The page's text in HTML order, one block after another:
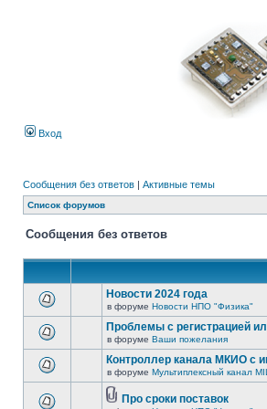
Вход
Сообщения без ответов | Активные темы
Список форумов
Сообщения без ответов
Новости 2024 года
в форуме Новости НПО "Физика"
Проблемы с регистрацией
в форуме Ваши пожелания
Контроллер канала МКИО с
в форуме Мультиплексный канал
Про сроки поставок